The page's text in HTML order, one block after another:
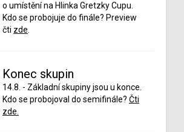
o umístění na Hlinka Gretzky Cupu.
Kdo se probojuje do finále? Preview
čti zde
Konec skupin
14.8. - Základní skupiny jsou u konce.
Kdo se probojoval do semifinále? Čti
zde.